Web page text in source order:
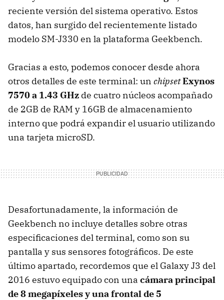
reciente versión del sistema operativo. Estos
datos, han surgido del recientemente listado
modelo SM-J330 en la plataforma Geekbench.
Gracias a esto, podemos conocer desde ahora
otros detalles de este terminal: un chipsetExynos
7570 a 1.43 GHz de cuatro núcleos acompañado
de 2GB de RAM y 16GB de almacenamiento
interno que podrá expandir el usuario utilizando
una tarjeta microSD.
Desafortunadamente, la información de
Geekbench no incluye detalles sobre otras
especificaciones del terminal, como son su
pantalla y sus sensores fotográficos. De este
último apartado, recordemos que el Galaxy J3 del
2016 estuvo equipado con una cámara principal
de 8 megapíxeles y una frontal de 5